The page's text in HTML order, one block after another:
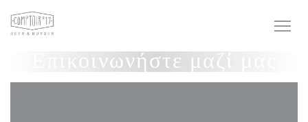
Πίνακας διαχείρισης "Μπισκότων" (Cookies)
Επικοινωνήστε μαζί μας